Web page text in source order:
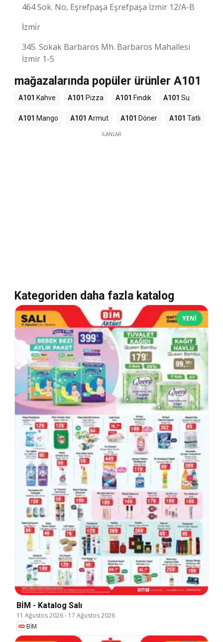
464 Sok. No, Eşrefpaşa Eşrefpaşa İzmir 12/A-B
İzmi̇r
345. Sokak Barbaros Mh. Barbaros Mahallesi
İzmir 1-5
mağazalarında popüler ürünler A101
A101 Kahve A101 Pizza A101 Fındık A101 Su
A101 Mango A101 Armut A101 Döner A101 Tatlı
İLANLAR
Kategoriden daha fazla katalog
YENI
BİM - Katalog Salı
11 Ağustos 2026- 17 Ağustos 2026
BİM